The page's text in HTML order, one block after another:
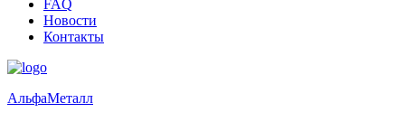
FAQ
Новости
Контакты
АльфаМеталл